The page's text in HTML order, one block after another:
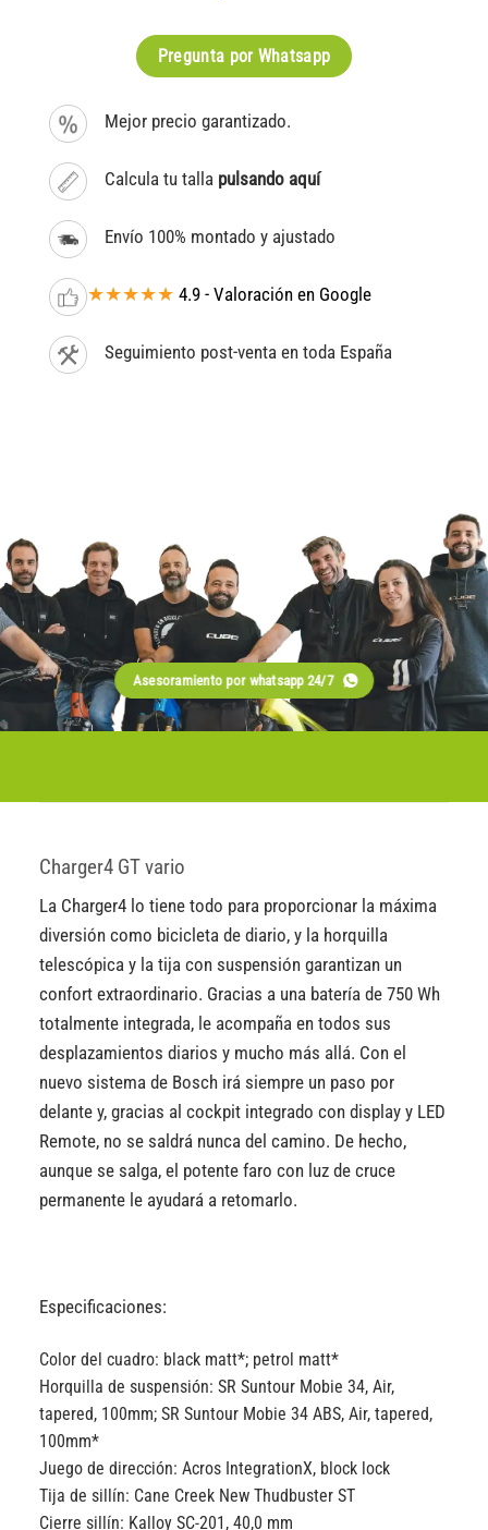
Pregunta por Whatsapp
Mejor precio garantizado.
Calcula tu talla pulsando aquí
Envío 100% montado y ajustado
★★★★★ 4.9 - Valoración en Google
Seguimiento post-venta en toda España
Asesoramiento por whatsapp 24/7
Charger4 GT vario
La Charger4 lo tiene todo para proporcionar la máxima
diversión como bicicleta de diario, y la horquilla
telescópica y la tija con suspensión garantizan un
confort extraordinario. Gracias a una batería de 750 Wh
totalmente integrada, le acompaña en todos sus
desplazamientos diarios y mucho más allá. Con el
nuevo sistema de Bosch irá siempre un paso por
delante y, gracias al cockpit integrado con display y LED
Remote, no se saldrá nunca del camino. De hecho,
aunque se salga, el potente faro con luz de cruce
permanente le ayudará a retomarlo.
Especificaciones:
Color del cuadro: black matt*; petrol matt*
Horquilla de suspensión:SR Suntour Mobie 34, Air,
tapered, 100mm; SR Suntour Mobie 34 ABS, Air, tapered,
100mm*
Juego de dirección:Acros IntegrationX, block lock
Tija de sillín: Cane Creek New Thudbuster ST
Cierre sillín: Kalloy SC-201, 40,0 mm